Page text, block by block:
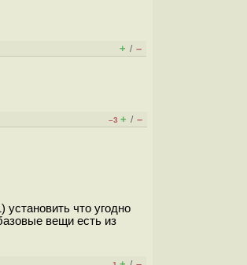
+ / –
–3 + / –
что угодно
вещи есть из